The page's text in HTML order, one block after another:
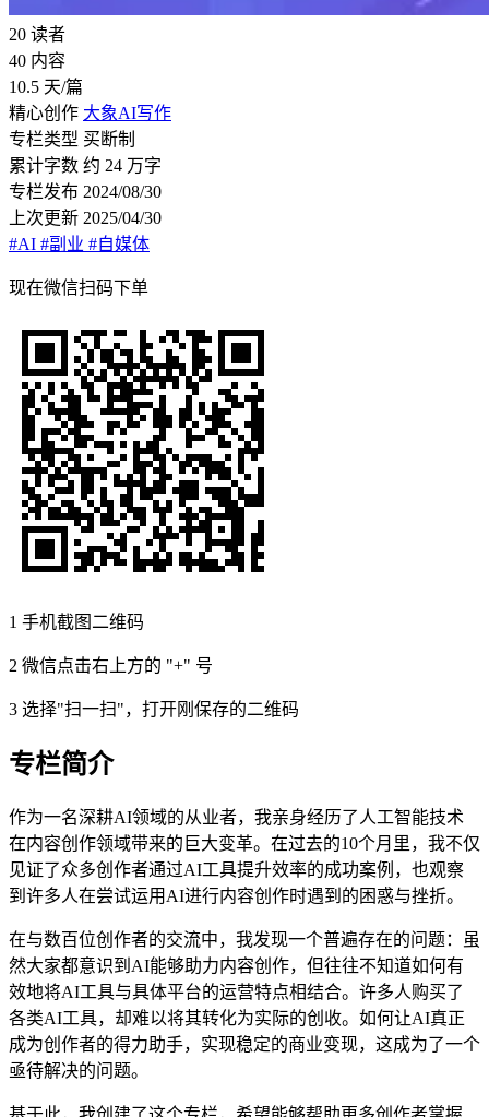
20 读者
40 内容
10.5 天/篇
精心创作 大象AI写作
专栏类型 买断制
累计字数 约 24 万字
专栏发布 2024/08/30
上次更新 2025/04/30
#AI #副业 #自媒体
现在微信扫码下单
1 手机截图二维码
2 微信点击右上方的 "+" 号
3 选择"扫一扫"，打开刚保存的二维码
专栏简介
作为一名深耕AI领域的从业者，我亲身经历了人工智能技术
在内容创作领域带来的巨大变革。在过去的10个月里，我不仅
见证了众多创作者通过AI工具提升效率的成功案例，也观察
到许多人在尝试运用AI进行内容创作时遇到的困惑与挫折。
在与数百位创作者的交流中，我发现一个普遍存在的问题：虽
然大家都意识到AI能够助力内容创作，但往往不知道如何有
效地将AI工具与具体平台的运营特点相结合。许多人购买了
各类AI工具，却难以将其转化为实际的创收。如何让AI真正
成为创作者的得力助手，实现稳定的商业变现，这成为了一个
亟待解决的问题。